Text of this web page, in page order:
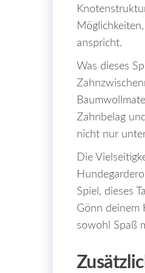
anspricht.
Was dieses
Zahnbelag
nicht nur
Die
Spiel, dieses
Gönn deinem
sowohl Spaß